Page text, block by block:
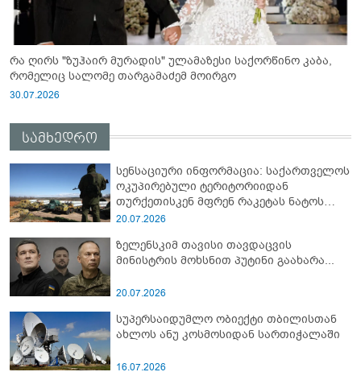
რა ღირს "ზუჰაირ მურადის" ულამაზესი საქორწინო კაბა,
რომელიც სალომე თარგამაძემ მოირგო
30.07.2026
სამხედრო
სენსაციური ინფორმაცია: საქართველოს
ოკუპირებული ტერიტორიიდან
თურქეთისკენ მფრენ რაკეტას ნატოს
სამიტი კინაღამ ჩაუშლია
20.07.2026
ზელენსკიმ თავისი თავდაცვის
მინისტრის მოხსნით პუტინი გაახარა...
20.07.2026
სუპერსაიდუმლო ობიექტი თბილისთან
ახლოს ანუ კოსმოსიდან სართიჭალაში
16.07.2026